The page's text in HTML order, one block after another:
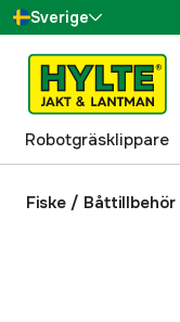
Sverige
Danmark
Suomi
Norge
Deutschland
Robotgräsklippare
Fiske / Båttillbehör